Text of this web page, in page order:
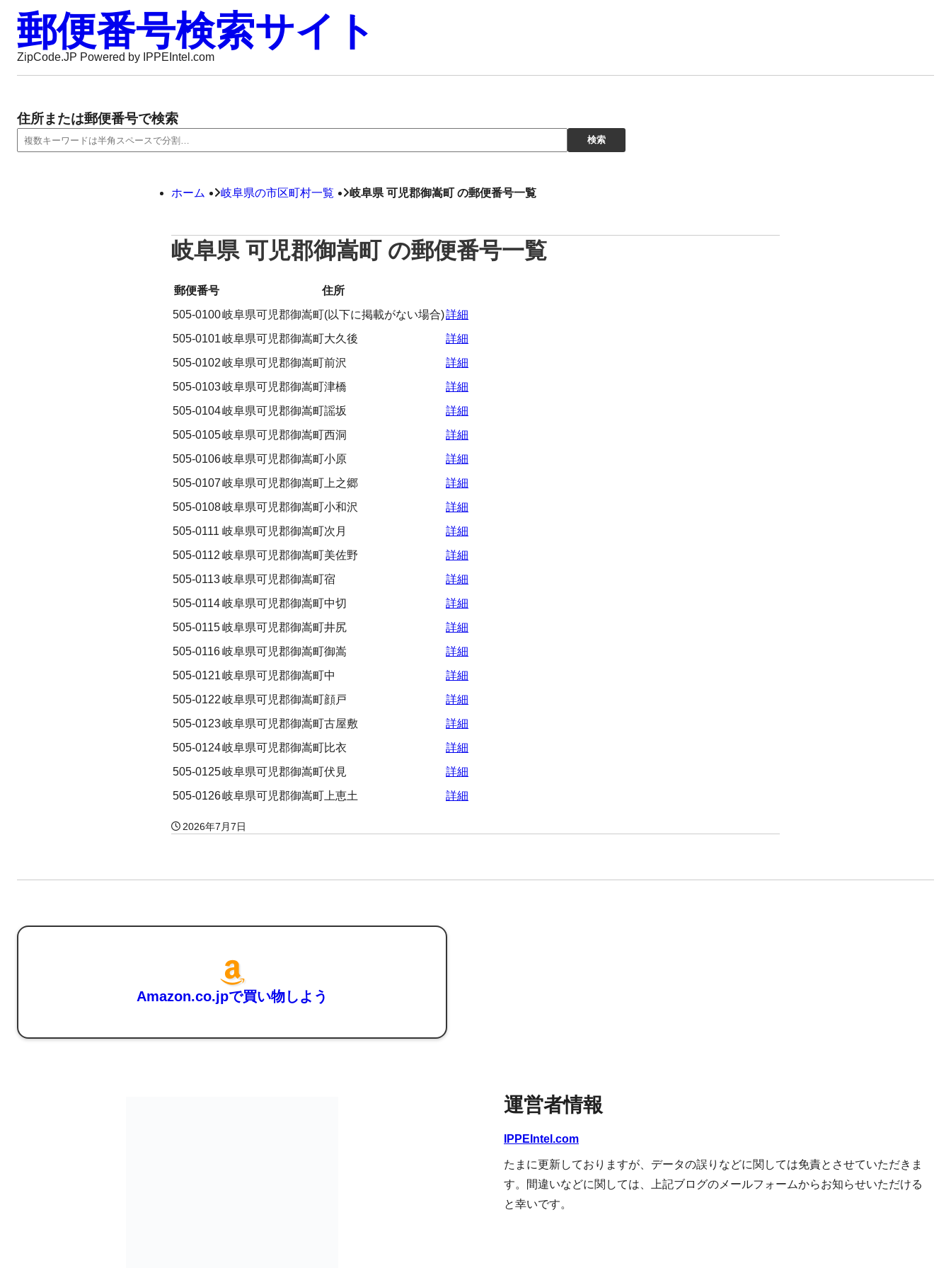
郵便番号検索サイト
ZipCode.JP Powered by IPPEIntel.com
住所または郵便番号で検索
ホーム 岐阜県の市区町村一覧 岐阜県 可児郡御嵩町 の郵便番号一覧
岐阜県 可児郡御嵩町 の郵便番号一覧
郵便番号
住所
505-0100岐阜県可児郡御嵩町(以下に掲載がない場合)詳細
505-0101岐阜県可児郡御嵩町大久後
詳細
505-0102岐阜県可児郡御嵩町前沢
詳細
505-0103岐阜県可児郡御嵩町津橋
詳細
505-0104岐阜県可児郡御嵩町謡坂
詳細
505-0105岐阜県可児郡御嵩町西洞
詳細
505-0106岐阜県可児郡御嵩町小原
詳細
505-0107岐阜県可児郡御嵩町上之郷
詳細
505-0108岐阜県可児郡御嵩町小和沢
詳細
505-0111 岐阜県可児郡御嵩町次月
詳細
505-0112 岐阜県可児郡御嵩町美佐野
詳細
505-0113岐阜県可児郡御嵩町宿
詳細
505-0114岐阜県可児郡御嵩町中切
詳細
505-0115岐阜県可児郡御嵩町井尻
詳細
505-0116岐阜県可児郡御嵩町御嵩
詳細
505-0121岐阜県可児郡御嵩町中
詳細
505-0122岐阜県可児郡御嵩町顔戸
詳細
505-0123岐阜県可児郡御嵩町古屋敷
詳細
505-0124岐阜県可児郡御嵩町比衣
詳細
505-0125岐阜県可児郡御嵩町伏見
詳細
505-0126岐阜県可児郡御嵩町上恵土 詳細
2026年7月7日
Amazon.co.jpで買い物しよう
運営者情報
IPPEIntel.com
たまに更新しておりますが、データの誤りなどに関しては免責とさせていただきま
す。間違いなどに関しては、上記ブログのメールフォームからお知らせいただける
と幸いです。